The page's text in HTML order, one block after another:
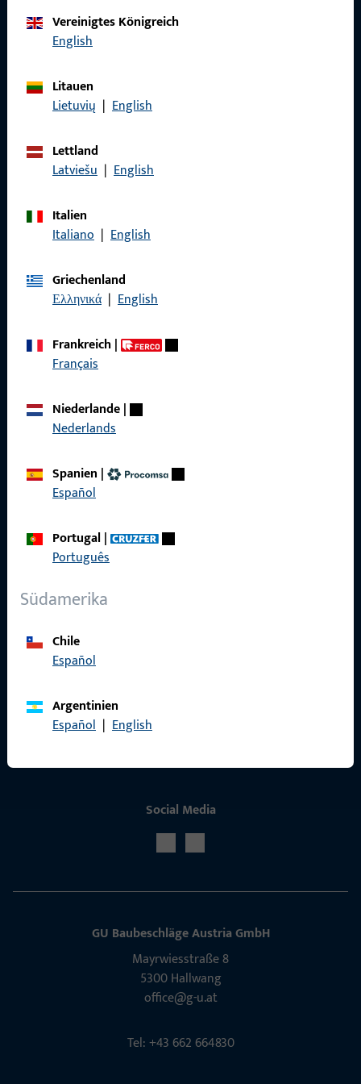
Kontaktieren Sie uns
Vereinigtes Königreich
English
Litauen
Lietuvių | English
Lettland
Latviešu | English
Italien
Italiano | English
Griechenland
Ελληνικά | English
Frankreich|
Français
Niederlande|
Nederlands
Spanien |
Español
Portugal|
Português
Südamerika
Chile
Español
Argentinien
Español | English
Allgemeines
Datenschutz
Schnelleinstieg
Social Media
GU Baubeschläge Aus­tria GmbH
Mayrwies­straße 8
5300 Hall­wang
office@g-u.at
Tel: +43 662 664830